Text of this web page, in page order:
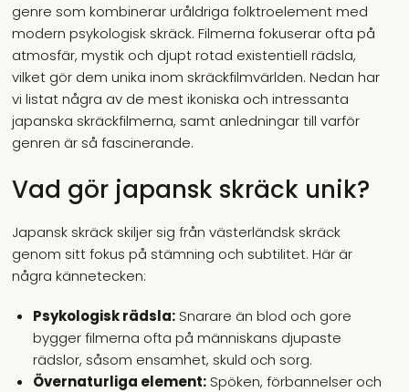
genre som kombinerar uråldriga folktroelement med
modern psykologisk skräck. Filmerna fokuserar ofta på
atmosfär, mystik och djupt rotad existentiell rädsla,
vilket gör dem unika inom skräckfilmvärlden. Nedan har
vi listat några av de mest ikoniska och intressanta
japanska skräckfilmerna, samt anledningar till varför
genren är så fascinerande.
Vad gör japansk skräck unik?
Japansk skräck skiljer sig från västerländsk skräck
genom sitt fokus på stämning och subtilitet. Här är
några kännetecken:
Psykologisk rädsla:Snarare än blod och gore
bygger filmerna ofta på människans djupaste
rädslor, såsom ensamhet, skuld och sorg.
Övernaturliga element:Spöken, förbannelser och